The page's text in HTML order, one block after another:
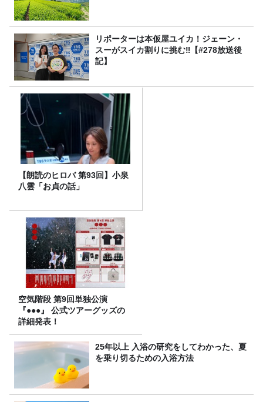
リポーターは本仮屋ユイカ！ジェーン・
スーがスイカ割りに挑む‼【#278放送後
記】
【朗読のヒロバ 第93回】小泉
八雲「お貞の話」
空気階段 第9回単独公演
『●●●』 公式ツアーグッズの
詳細発表！
25年以上 入浴の研究をしてわかった、夏
を乗り切るための入浴方法